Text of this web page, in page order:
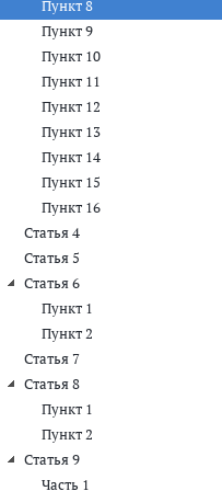
Пункт 8
Пункт 9
Пункт 10
Пункт 11
Пункт 12
Пункт 13
Пункт 14
Пункт 15
Пункт 16
Статья 4
Статья 5
Статья 6
Пункт 1
Пункт 2
Статья 7
Статья 8
Пункт 1
Пункт 2
Статья 9
Часть 1